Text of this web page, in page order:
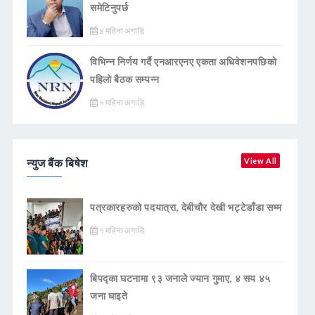
समेटिनुपर्छ
४ महिना अगाडि
विभिन्न निर्णय गर्दै एनआरएनए एकता अधिवेशनपछिको
पहिलो बैठक सम्पन्न
५ महिना अगाडि
न्युज बैंक बिषेश View All
पत्रकारहरुको पदयात्रा, देबीचौर देखी भट्टेडाँडा सम्म
१ महिना अगाडि
बिपद्का घटनामा ९३ जनाले ज्यान गुमाए, ४ सय ४५
जना घाइते